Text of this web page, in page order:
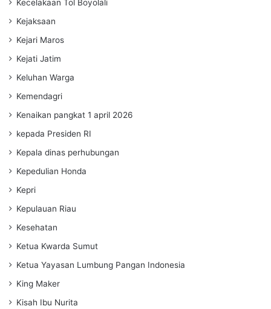
Kecelakaan Tol Boyolali
Kejaksaan
Kejari Maros
Kejati Jatim
Keluhan Warga
Kemendagri
Kenaikan pangkat 1 april 2026
kepada Presiden RI
Kepala dinas perhubungan
Kepedulian Honda
Kepri
Kepulauan Riau
Kesehatan
Ketua Kwarda Sumut
Ketua Yayasan Lumbung Pangan Indonesia
King Maker
Kisah Ibu Nurita